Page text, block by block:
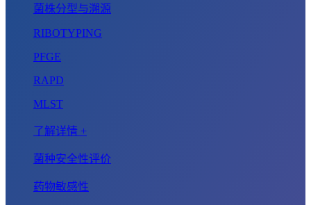
菌株分型与溯源
RIBOTYPING
PFGE
RAPD
MLST
了解详情 +
菌种安全性评价
药物敏感性